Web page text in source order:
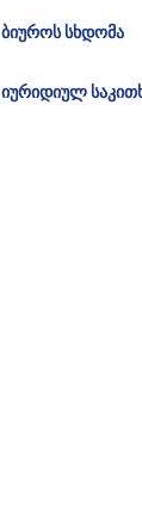
ბიუროს სხდომა
იურიდიულ